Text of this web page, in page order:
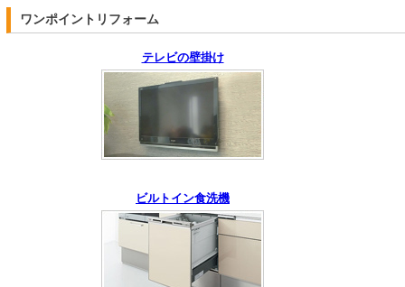
ワンポイントリフォーム
テレビの壁掛け
ビルトイン食洗機